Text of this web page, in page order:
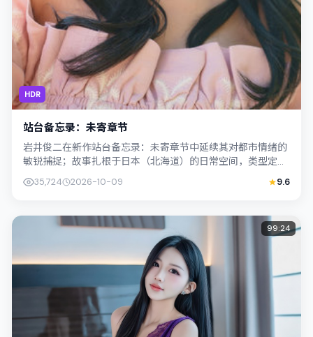
HDR
站台备忘录：未寄章节
岩井俊二在新作站台备忘录：未寄章节中延续其对都市情绪的
敏锐捕捉；故事扎根于日本（北海道）的日常空间，类型定位
为喜剧。主演张译、李康生以克制表演撑...
35,724 2026-10-09 9.6
99:24